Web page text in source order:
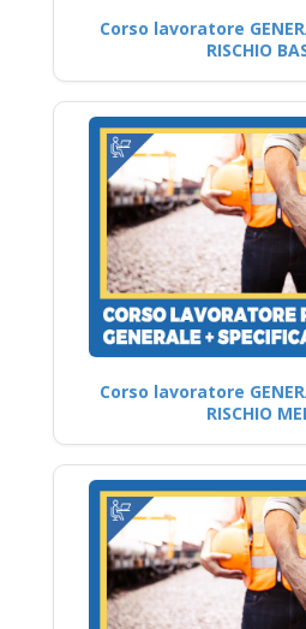
Corso lavoratore
RISCHIO
Corso lavoratore
RISCHIO